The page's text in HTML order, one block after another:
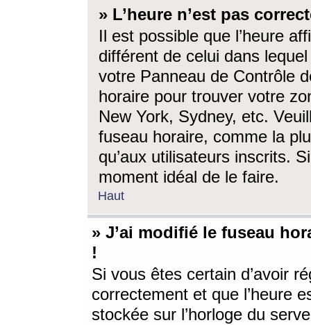
» L’heure n’est pas
Il est possible que l’heure
différent de celui dans
votre Panneau de Contrôle
horaire pour trouver votre
New York, Sydney, etc.
fuseau horaire, comme la
qu’aux utilisateurs inscrits.
moment idéal de le faire.
Haut
» J’ai modifié le fuseau
!
Si vous êtes certain d’avoir
correctement et que l’heure
stockée sur l’horloge du